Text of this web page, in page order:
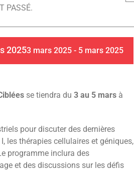
PASSÉ.
20253 mars 2025 - 5 mars 2025
se tiendra du 3 au 5 mars à
pour discuter des dernières
les thérapies cellulaires et géniques,
programme inclura des
et des discussions sur les défis